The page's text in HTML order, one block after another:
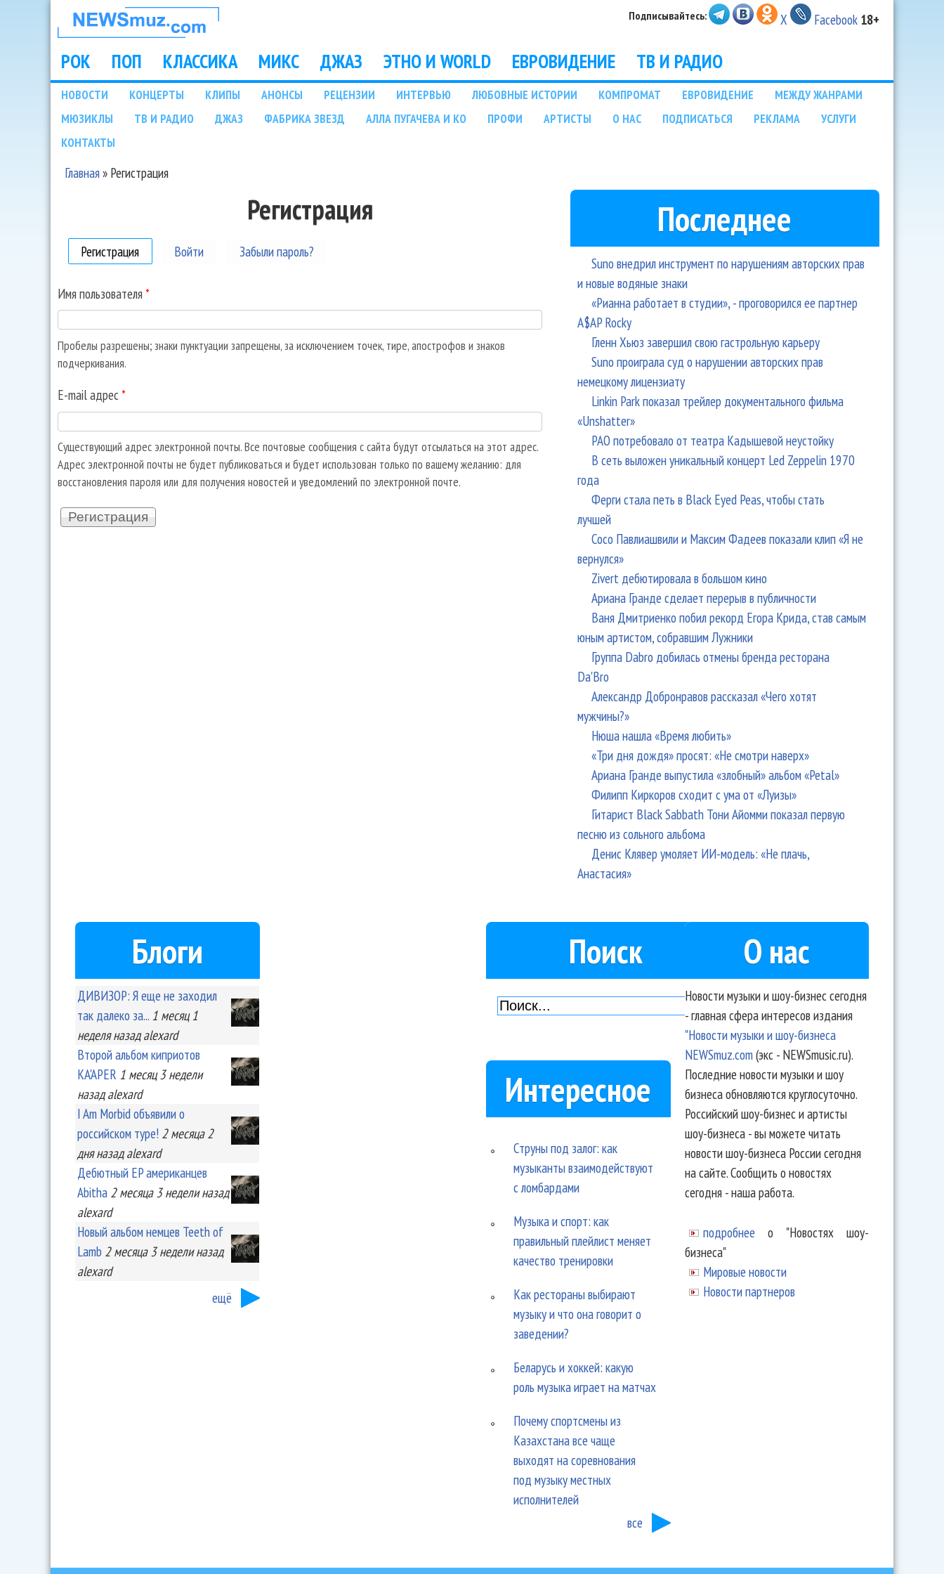
НОВОСТИ
МУЗЫКИ И
ШОУ БИЗНЕСА
NEWSMUZ.COM
Подписывайтесь: X Facebook 18+
Main menu
РОК ПОП КЛАССИКА МИКС ДЖАЗ ЭТНО И WORLD ЕВРОВИДЕНИЕ ТВ И РАДИО
Подразделы
НОВОСТИ КОНЦЕРТЫ КЛИПЫ АНОНСЫ РЕЦЕНЗИИ ИНТЕРВЬЮ ЛЮБОВНЫЕ ИСТОРИИ КОМПРОМАТ ЕВРОВИДЕНИЕ
МЕЖДУ ЖАНРАМИ
МЮЗИКЛЫ
ТВ И РАДИО ДЖАЗ ФАБРИКА ЗВЕЗД АЛЛА ПУГАЧЕВА И КО ПРОФИ АРТИСТЫ О НАС ПОДПИСАТЬСЯ РЕКЛАМА
УСЛУГИ
КОНТАКТЫ
Главная» Регистрация
Регистрация
Регистрация (активная вкладка)
Войти Забыли пароль?
Имя пользователя *
Пробелы разрешены; знаки пунктуации запрещены, за исключением точек, тире, апострофов и знаков
подчеркивания.
E-mail адрес *
Существующий адрес электронной почты. Все почтовые сообщения с сайта будут отсылаться на этот адрес.
Адрес электронной почты не будет публиковаться и будет использован только по вашему желанию: для
восстановления пароля или для получения новостей и уведомлений по электронной почте.
Последнее
Suno внедрил инструмент по нарушениям авторских прав
и новые водяные знаки
«Рианна работает в студии», - проговорился ее партнер
A$AP Rocky
Гленн Хьюз завершил свою гастрольную карьеру
Suno проиграла суд о нарушении авторских прав
немецкому лицензиату
Linkin Park показал трейлер документального фильма
«Unshatter»
РАО потребовало от театра Кадышевой неустойку
В сеть выложен уникальный концерт Led Zeppelin 1970
года
Ферги стала петь в Black Eyed Peas, чтобы стать
лучшей
Сосо Павлиашвили и Максим Фадеев показали клип «Я не
вернулся»
Zivert дебютировала в большом кино
Ариана Гранде сделает перерыв в публичности
Ваня Дмитриенко побил рекорд Егора Крида, став самым
юным артистом, собравшим Лужники
Группа Dabro добилась отмены бренда ресторана
Da'Bro
Александр Добронравов рассказал «Чего хотят
мужчины?»
Нюша нашла «Время любить»
«Три дня дождя» просят: «Не смотри наверх»
Ариана Гранде выпустила «злобный» альбом «Petal»
Филипп Киркоров сходит с ума от «Луизы»
Гитарист Black Sabbath Тони Айомми показал первую
песню из сольного альбома
Денис Клявер умоляет ИИ-модель: «Не плачь,
Анастасия»
Блоги
ДИВИЗОР: Я еще не заходил
так далеко за... 1 месяц 1
неделяназад alexard
Второй альбом киприотов
KA'APER 1 месяц 3 недели
назад alexard
I Am Morbid объявили о
российском туре! 2 месяца 2
дняназад alexard
Дебютный EP американцев
Abitha 2 месяца 3 неделиназад
alexard
Новый альбом немцев Teeth of
Lamb 2 месяца 3 неделиназад
alexard
ещё
Поиск
Интересное
Струны под залог: как
музыканты взаимодействуют
с ломбардами
Музыка и спорт: как
правильный плейлист меняет
качество тренировки
Как рестораны выбирают
музыку и что она говорит о
заведении?
Беларусь и хоккей: какую
роль музыка играет на матчах
Почему спортсмены из
Казахстана все чаще
выходят на соревнования
под музыку местных
исполнителей
все
О нас
Новости музыки и шоу-бизнес сегодня
- главная сфера интересов издания
"Новости музыки и шоу-бизнеса
NEWSmuz.com(экс - NEWSmusic.ru).
Последние новости музыки и шоу
бизнеса обновляются круглосуточно.
Российский шоу-бизнес и артисты
шоу-бизнеса - вы можете читать
новости шоу-бизнеса России сегодня
на сайте. Сообщить о новостях
сегодня - наша работа.
подробнее о "Новостях шоу-
бизнеса"
Мировые новости
Новости партнеров